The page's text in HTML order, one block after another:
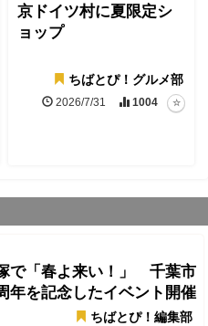
京ドイツ村に夏限定シ
ョップ
ちばとぴ！グルメ部
2026/7/31 1004
で「春よ来い！」 千葉市
年を記念したイベント開催
ちばとぴ！編集部